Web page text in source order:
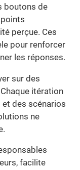
boutons de
perçue. Ces
pour renforcer
les réponses.
sur des
itération
des scénarios
ne
facilite